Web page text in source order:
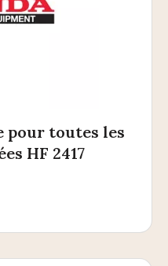
pour toutes les
HF 2417